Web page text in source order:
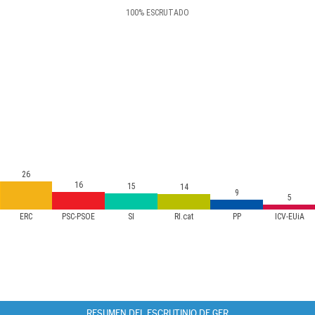
100% ESCRUTADO
ERC PSC-PSOE SI RI.cat PP ICV-EUiA
26
16
15 14
9 5